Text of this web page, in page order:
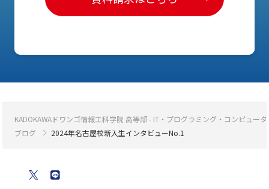
KADOKAWAドワンゴ情報工科学院 高等部 - IT・プログラミング・コンピュー
ブログ
2024年名古屋校新入生インタビューNo.1